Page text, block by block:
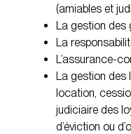
(amiables et
La gestion des
La
L’assurance-
La gestion des
location,
judiciaire des
d’éviction ou